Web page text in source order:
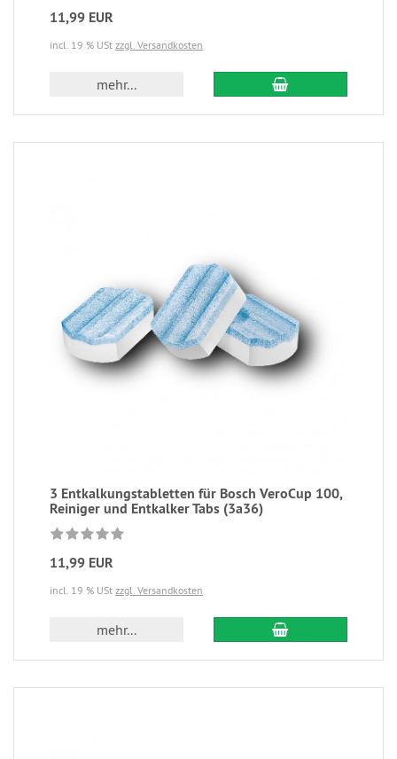
11,99 EUR
incl. 19 % USt zzgl. Versandkosten
mehr...
3 Entkalkungstabletten für Bosch VeroCup 100,
Reiniger und Entkalker Tabs (3a36)
11,99 EUR
incl. 19 % USt zzgl. Versandkosten
mehr...